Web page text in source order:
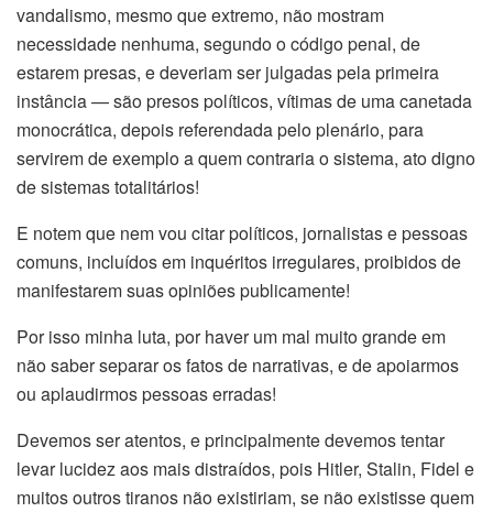
vandalismo, mesmo que extremo, não mostram
necessidade nenhuma, segundo o código penal, de
estarem presas, e deveriam ser julgadas pela primeira
instância — são presos políticos, vítimas de uma canetada
monocrática, depois referendada pelo plenário, para
servirem de exemplo a quem contraria o sistema, ato digno
de sistemas totalitários!
E notem que nem vou citar políticos, jornalistas e pessoas
comuns, incluídos em inquéritos irregulares, proibidos de
manifestarem suas opiniões publicamente!
Por isso minha luta, por haver um mal muito grande em
não saber separar os fatos de narrativas, e de apoiarmos
ou aplaudirmos pessoas erradas!
Devemos ser atentos, e principalmente devemos tentar
levar lucidez aos mais distraídos, pois Hitler, Stalin, Fidel e
muitos outros tiranos não existiriam, se não existisse quem